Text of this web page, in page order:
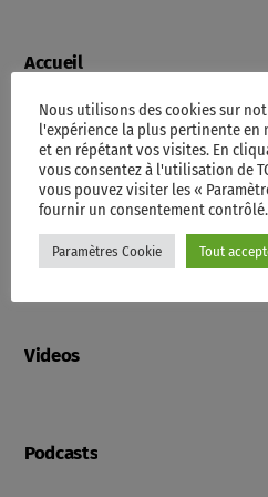
Accueil
Programme
Contacts
Videos
Podcasts
Nous utilisons des cookies sur
l'expérience la plus pertinente en
et en répétant vos visites. En
vous consentez à l'utilisation de
vous pouvez visiter les «
fournir un consentement contrôlé.
Paramètres Cookie Tout